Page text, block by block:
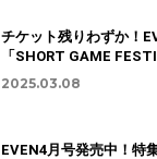
チケット残りわずか！
「SHORT GAME
2025.03.08
EVEN4月号発売中！特